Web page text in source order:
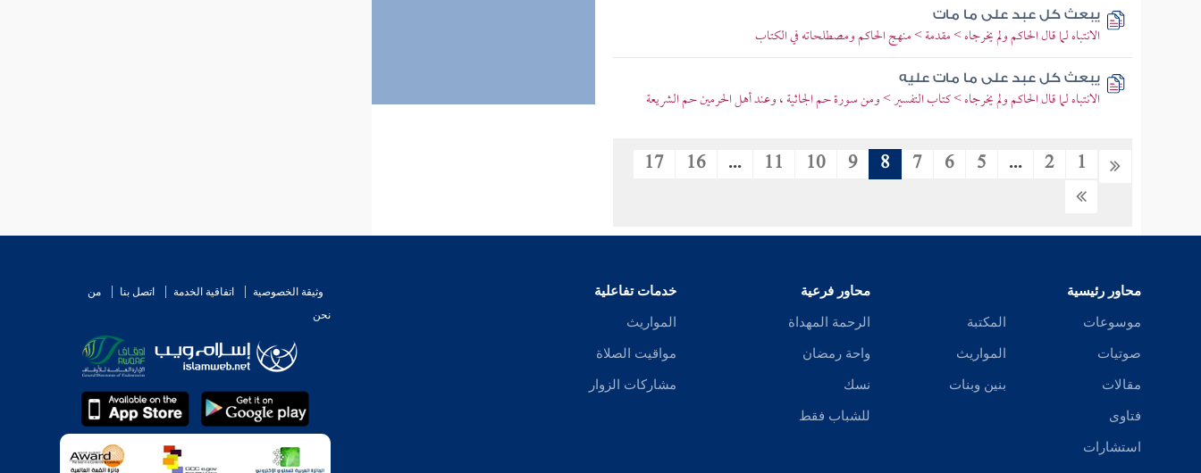
يبعث كل عبد على ما مات
الانتباه لما قال الحاكم ولم يخرجاه > مقدمة > منهج الحاكم ومصطلحاته في الكتاب
يبعث كل عبد على ما مات عليه
الانتباه لما قال الحاكم ولم يخرجاه > كتاب التفسير > ومن سورة حم الجاثية ، وعند أهل الحرمين حم الشريعة
1
2
...
5
6
7
8
9
10
11
...
16
17
محاور رئيسية
موسوعات
صوتيات
مقالات
فتاوى
استشارات
المكتبة
المواريث
بنين وبنات
محاور فرعية
الرحمة المهداة
واحة رمضان
نسك
للشباب فقط
خدمات تفاعلية
المواريث
مواقيت الصلاة
مشاركات الزوار
وثيقة الخصوصية اتفاقية الخدمة اتصل بنا
من
نحن